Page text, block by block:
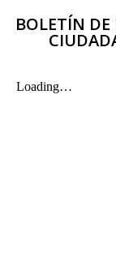
BOLETÍN